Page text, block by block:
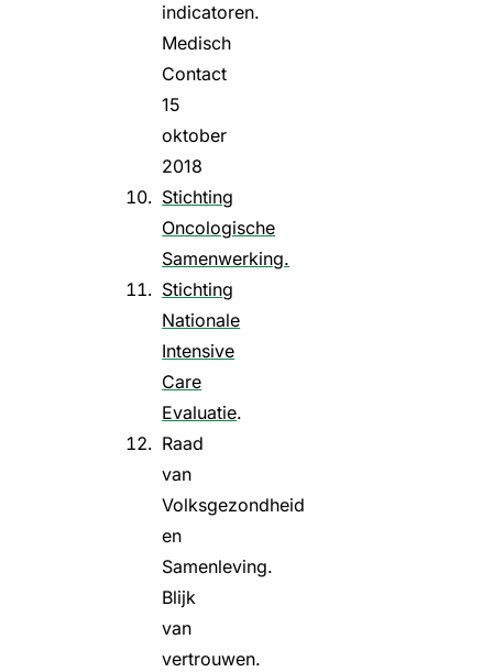
indicatoren.
Medisch
Contact
15
oktober
2018
Stichting
Oncologische
Samenwerking.
Stichting
Nationale
Intensive
Care
Evaluatie.
Raad
van
Volksgezondheid
en
Samenleving.
Blijk
van
vertrouwen.